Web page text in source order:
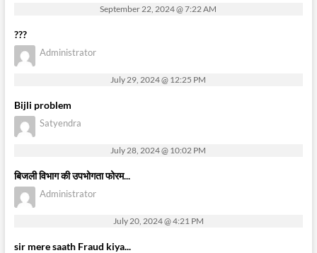
September 22, 2024 @ 7:22 AM
???
Administrator
July 29, 2024 @ 12:25 PM
Bijli problem
Satyendra
July 28, 2024 @ 10:02 PM
बिजली विभाग की उपभोगता फोरम...
Administrator
July 20, 2024 @ 4:21 PM
sir mere saath Fraud kiya...